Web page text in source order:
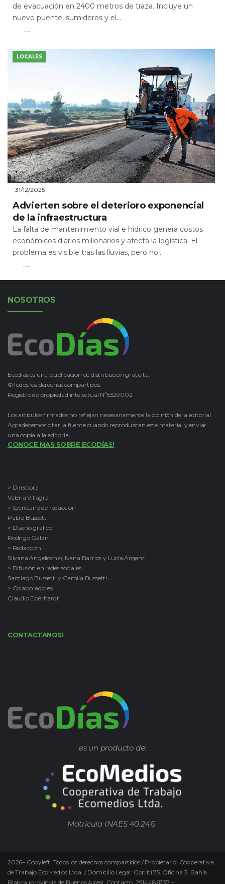
de evacuación en 2400 metros de traza. Incluye un
nuevo puente, sumideros y el...
Leer Más
LOCALES
31/12/2025
Advierten sobre el deterioro exponencial
de la infraestructura
La falta de mantenimiento vial e hídrico genera costos
económicos diarios millonarios y afecta la logística. El
problema es visible tras las lluvias, pero no...
Leer Más
NOSOTROS
Ecodías es una publicación de distribución gratuita.
©Todos los derechos compartidos.
Registro de propiedad intelectual Nº5329002
Los artículos firmados no reflejan necesariamente la opinión de la editorial.
Agradecemos citar la fuente cuando reproduzcan este material y enviar
una copia a la editorial.
CONOCE MAS SOBRE ECODÍAS!
> Directora
Valeria Villagra
> Secretario de redacción
Pablo Bussetti
> Diseño gráfico
Rodrigo Galán
> Redacción
Silvana Angelicchio, Ivana Barrios y Lucía Argemi
> Difusión en redes sociales
Santiago Bussetti y Camila Bussetti
> Colaboradores
Claudio Eberhardt
CONTACTANOS!
es un producto de:
Matrícula INAES 40.246.
2026– Copyleft. Todos los derechos compartidos / Propietario: Cooperativa
de Trabajo EcoMedios Ltda. / Domicilio Legal: Gorriti 75. Oficina 3. Bahía
Blanca (provincia de Buenos Aires). Contacto. 2914486737 –